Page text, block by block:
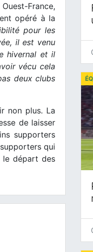
France,
opéré à la
pour les
il est venu
hivernal et il
vécu cela
deux clubs
non plus. La
de laisser
supporters
qui
le départ des